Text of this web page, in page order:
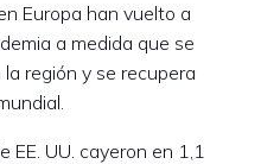
Europa han vuelto a
a medida que se
región y se recupera
EE. UU. cayeron en 1,1